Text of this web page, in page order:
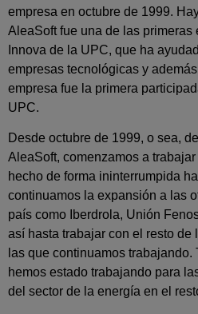
empresa en octubre de 1999.
AleaSoft fue una de las primeras
Innova de la UPC, que ha
empresas tecnológicas y
empresa fue la primera
UPC.
Desde octubre de 1999, o sea,
AleaSoft, comenzamos a
hecho de forma ininterrumpida
continuamos la expansión a las
país como Iberdrola, Unión
así hasta trabajar con el resto de
las que continuamos
hemos estado trabajando para
del sector de la energía en el